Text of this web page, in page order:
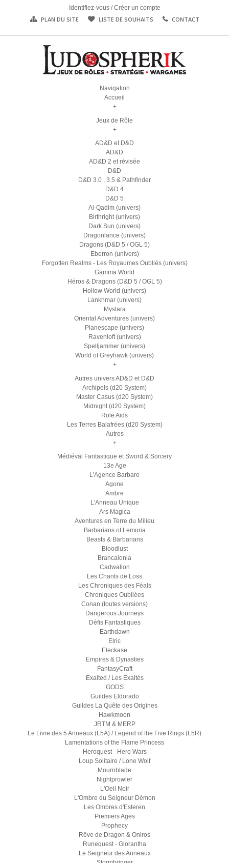
Identifiez-vous /Créer un compte
PLAN DU SITE LISTE DE SOUHAITS CONTACT
Navigation
Accueil
+
Jeux de Rôle
+
AD&D et D&D
AD&D
AD&D 2 et révisée
D&D
D&D 3.0 , 3.5 & Pathfinder
D&D 4
D&D 5
Al-Qadim (univers)
Birthright (univers)
Dark Sun (univers)
Dragonlance (univers)
Dragons (D&D 5 / OGL 5)
Eberron (univers)
Forgotten Realms - Les Royaumes Oubliés (univers)
Gamma World
Héros & Dragons (D&D 5 / OGL 5)
Hollow World (univers)
Lankhmar (univers)
Mystara
Oriental Adventures (univers)
Planescape (univers)
Ravenloft (univers)
Spelljammer (univers)
World of Greyhawk (univers)
+
Autres univers AD&D et D&D
Archipels (d20 System)
Master Casus (d20 System)
Midnight (d20 System)
Role Aids
Les Terres Balafrées (d20 System)
Autres
+
Médiéval Fantastique et Sword & Sorcery
13e Age
L'Agence Barbare
Agone
Ambre
L'Anneau Unique
Ars Magica
Aventures en Terre du Milieu
Barbarians of Lemuria
Beasts & Barbarians
Bloodlust
Brancalonia
Cadwallon
Les Chants de Loss
Les Chroniques des Féals
Chroniques Oubliées
Conan (toutes versions)
Dangerous Journeys
Défis Fantastiques
Earthdawn
Elric
Eleckasë
Empires & Dynasties
FantasyCraft
Exalted / Les Exaltés
GODS
Guildes Eldorado
Guildes La Quête des Origines
Hawkmoon
JRTM & MERP
Le Livre des 5 Anneaux (L5A) / Legend of the Five Rings (L5R)
Lamentations of the Flame Princess
Heroquest - Hero Wars
Loup Solitaire / Lone Wolf
Mournblade
Nightprowler
L'Oeil Noir
L'Ombre du Seigneur Démon
Les Ombres d'Esteren
Premiers Ages
Prophecy
Rêve de Dragon & Oniros
Runequest - Glorantha
Le Seigneur des Anneaux